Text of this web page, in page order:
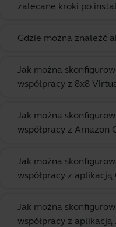
zalecane kroki po
Gdzie można znaleźć
Jak można
współpracy z 8x8
Jak można
współpracy z Amazon
Jak można
współpracy z aplikacją
Jak można
współpracy z aplikacją